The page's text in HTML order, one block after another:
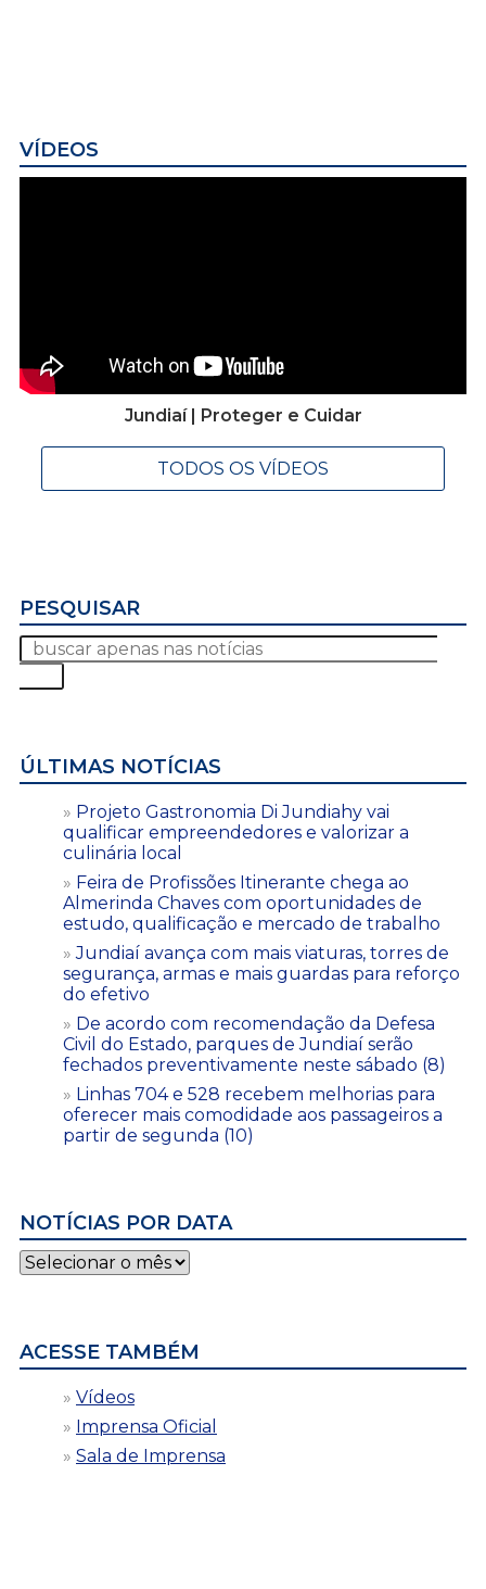
VÍDEOS
Jundiaí | Proteger e Cuidar
TODOS OS VÍDEOS
PESQUISAR
ÚLTIMAS NOTÍCIAS
Projeto Gastronomia Di Jundiahy vai
qualificar empreendedores e valorizar a
culinária local
Feira de Profissões Itinerante chega ao
Almerinda Chaves com oportunidades de
estudo, qualificação e mercado de trabalho
Jundiaí avança com mais viaturas, torres de
segurança, armas e mais guardas para reforço
do efetivo
De acordo com recomendação da Defesa
Civil do Estado, parques de Jundiaí serão
fechados preventivamente neste sábado (8)
Linhas 704 e 528 recebem melhorias para
oferecer mais comodidade aos passageiros a
partir de segunda (10)
NOTÍCIAS POR DATA
Notícias
por
ACESSE TAMBÉM
Vídeos
Imprensa Oficial
Sala de Imprensa